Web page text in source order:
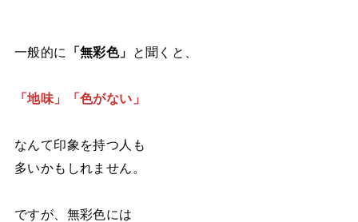
一般的に 「無彩色」 と聞くと、
「地味」「色がない」
なんて印象を持つ人も
多いかもしれません。
ですが、無彩色には